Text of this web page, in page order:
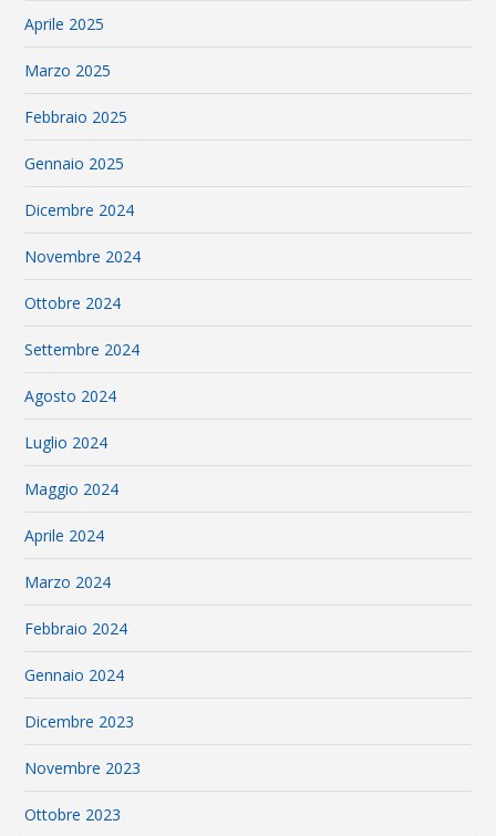
Aprile 2025
Marzo 2025
Febbraio 2025
Gennaio 2025
Dicembre 2024
Novembre 2024
Ottobre 2024
Settembre 2024
Agosto 2024
Luglio 2024
Maggio 2024
Aprile 2024
Marzo 2024
Febbraio 2024
Gennaio 2024
Dicembre 2023
Novembre 2023
Ottobre 2023